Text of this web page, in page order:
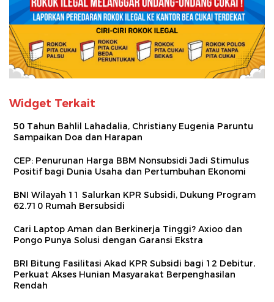
Widget Terkait
50 Tahun Bahlil Lahadalia, Christiany Eugenia Paruntu
Sampaikan Doa dan Harapan
CEP: Penurunan Harga BBM Nonsubsidi Jadi Stimulus
Positif bagi Dunia Usaha dan Pertumbuhan Ekonomi
BNI Wilayah 11 Salurkan KPR Subsidi, Dukung Program
62.710 Rumah Bersubsidi
Cari Laptop Aman dan Berkinerja Tinggi? Axioo dan
Pongo Punya Solusi dengan Garansi Ekstra
BRI Bitung Fasilitasi Akad KPR Subsidi bagi 12 Debitur,
Perkuat Akses Hunian Masyarakat Berpenghasilan
Rendah